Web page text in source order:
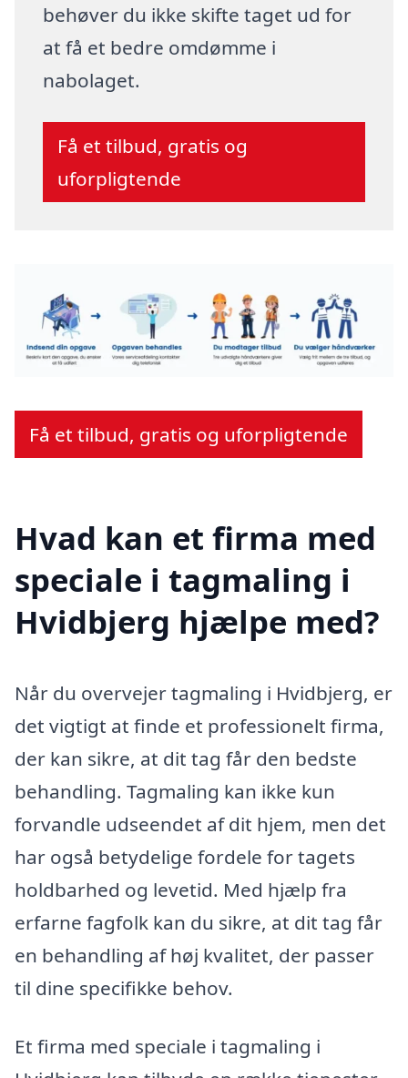
behøver du ikke skifte taget ud for
at få et bedre omdømme i
nabolaget.
Få et tilbud, gratis og
uforpligtende
Få et tilbud, gratis og uforpligtende
Hvad kan et firma med
speciale i tagmaling i
Hvidbjerg hjælpe med?
Når du overvejer tagmaling i Hvidbjerg, er
det vigtigt at finde et professionelt firma,
der kan sikre, at dit tag får den bedste
behandling. Tagmaling kan ikke kun
forvandle udseendet af dit hjem, men det
har også betydelige fordele for tagets
holdbarhed og levetid. Med hjælp fra
erfarne fagfolk kan du sikre, at dit tag får
en behandling af høj kvalitet, der passer
til dine specifikke behov.
Et firma med speciale i tagmaling i